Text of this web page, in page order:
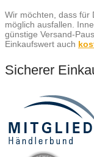
Wir möchten, dass für
möglich ausfallen.
günstige Versand-
Einkaufswert auch
Sicherer